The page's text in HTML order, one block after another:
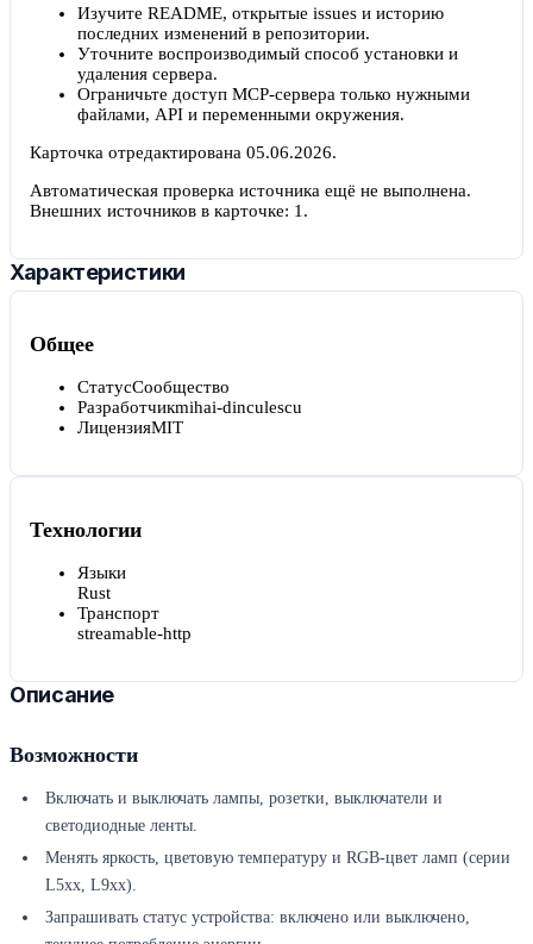
Изучите README, открытые issues и историю
последних изменений в репозитории.
Уточните воспроизводимый способ установки и
удаления сервера.
Ограничьте доступ MCP-сервера только нужными
файлами, API и переменными окружения.
Карточка отредактирована 05.06.2026.
Автоматическая проверка источника ещё не выполнена.
Внешних источников в карточке: 1.
Характеристики
Общее
СтатусСообщество
Разработчикmihai-dinculescu
ЛицензияMIT
Технологии
Языки
Rust
Транспорт
streamable-http
Описание
Возможности
Включать и выключать лампы, розетки, выключатели и
светодиодные ленты.
Менять яркость, цветовую температуру и RGB-цвет ламп (серии
L5xx, L9xx).
Запрашивать статус устройства: включено или выключено,